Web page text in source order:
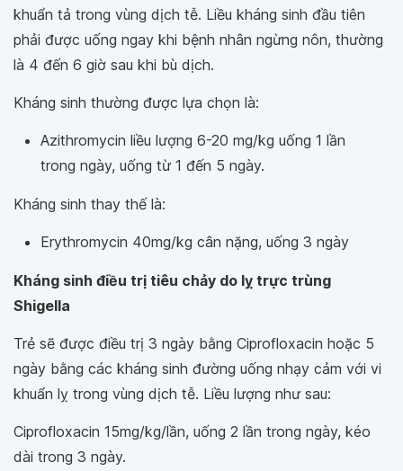
khuẩn tả trong vùng dịch tễ. Liều kháng sinh đầu tiên
phải được uống ngay khi bệnh nhân ngừng nôn, thường
là 4 đến 6 giờ sau khi bù dịch.
Kháng sinh thường được lựa chọn là:
Azithromycin liều lượng 6-20 mg/kg uống 1 lần
trong ngày, uống từ 1 đến 5 ngày.
Kháng sinh thay thế là:
Erythromycin 40mg/kg cân nặng, uống 3 ngày
Kháng sinh điều trị tiêu chảy do lỵ trực trùng
Shigella
Trẻ sẽ được điều trị 3 ngày bằng Ciprofloxacin hoặc 5
ngày bằng các kháng sinh đường uống nhạy cảm với vi
khuẩn lỵ trong vùng dịch tễ. Liều lượng như sau:
Ciprofloxacin 15mg/kg/lần, uống 2 lần trong ngày, kéo
dài trong 3 ngày.